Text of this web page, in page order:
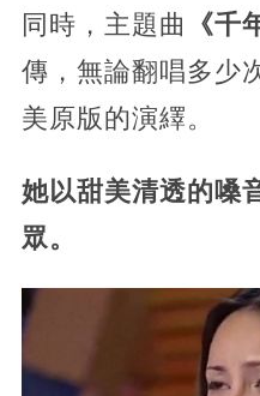
同時，主題曲 《千
傳，無論翻唱多少
美原版的演繹。
她以甜美清透的嗓
眾。